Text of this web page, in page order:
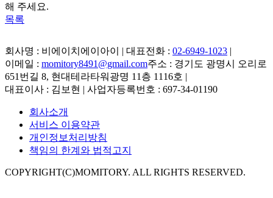
해 주세요.
목록
회사명 : 비에이치에이아이 | 대표전화 : 02-6949-1023 |
이메일 : momitory8491@gmail.com주소 : 경기도 광명시 오리로
651번길 8, 현대테라타워광명 11층 1116호 |
대표이사 : 김보현 | 사업자등록번호 : 697-34-01190
회사소개
서비스 이용약관
개인정보처리방침
책임의 한계와 법적고지
COPYRIGHT(C)MOMITORY. ALL RIGHTS RESERVED.